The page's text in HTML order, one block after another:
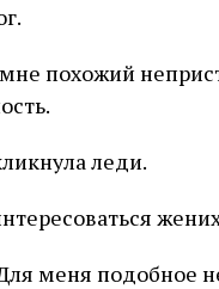
похожий
леди.
меня подобное